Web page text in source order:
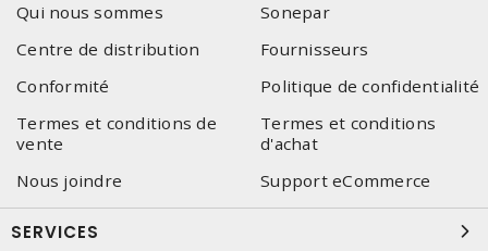
Qui nous sommes
Sonepar
Centre de distribution
Fournisseurs
Conformité
Politique de confidentialité
Termes et conditions de
vente
Termes et conditions
d'achat
Nous joindre
Support eCommerce
SERVICES